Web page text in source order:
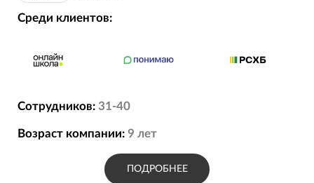
Среди клиентов:
Сотрудников: 31-40
Возраст компании: 9 лет
ПОДРОБНЕЕ